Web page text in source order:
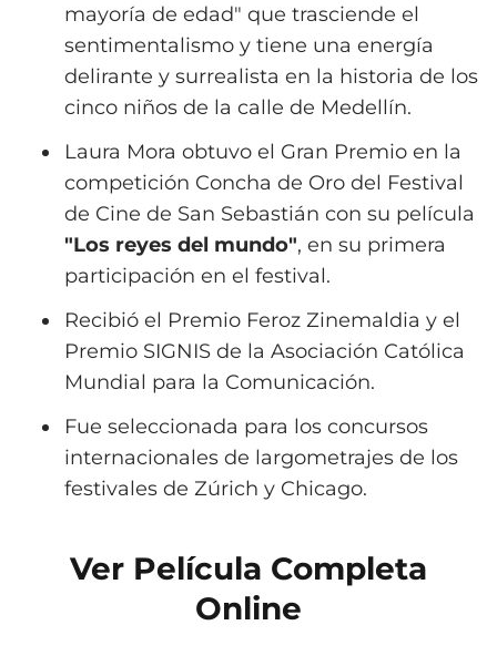
mayoría de edad" que trasciende el
sentimentalismo y tiene una energía
delirante y surrealista en la historia de los
cinco niños de la calle de Medellín.
Laura Mora obtuvo el Gran Premio en la
competición Concha de Oro del Festival
de Cine de San Sebastián con su película
"Los reyes del mundo", en su primera
participación en el festival.
Recibió el Premio Feroz Zinemaldia y el
Premio SIGNIS de la Asociación Católica
Mundial para la Comunicación.
Fue seleccionada para los concursos
internacionales de largometrajes de los
festivales de Zúrich y Chicago.
Ver Película Completa
Online